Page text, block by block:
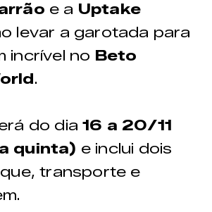
e a Uptake
levar a garotada para
incrível no Beto
.
do dia16 a 20/11
quinta) e inclui dois
transporte e